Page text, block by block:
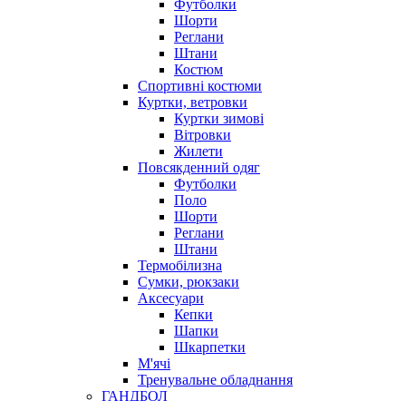
Футболки
Шорти
Реглани
Штани
Костюм
Спортивні костюми
Куртки, ветровки
Куртки зимові
Вітровки
Жилети
Повсякденний одяг
Футболки
Поло
Шорти
Реглани
Штани
Термобілизна
Сумки, рюкзаки
Аксесуари
Кепки
Шапки
Шкарпетки
М'ячі
Тренувальне обладнання
ГАНДБОЛ